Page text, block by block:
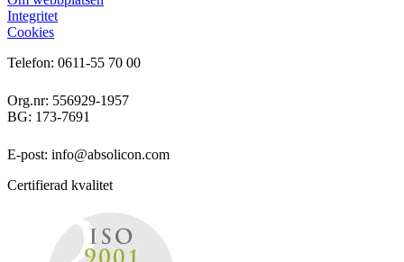
Integritet
Cookies
Telefon: 0611-55 70 00
Org.nr: 556929-1957
BG: 173-7691
E-post: info@absolicon.com
Certifierad kvalitet